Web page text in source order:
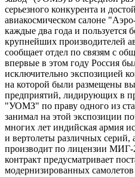
серьезного конкурента и
авиакосмическом салоне
каждые два года и пользуется
крупнейших производителей
сообщает отдел по связям с
впервые в этом году Россия
исключительно экспозицией
на которой были размещены
предприятий, лидирующих в
"УОМЗ" по праву одного из
занимал на этой экспозиции
многих лет индийская армия
и вертолеты различных серий,
производит по лицензии
контракт предусматривает
модернизированных